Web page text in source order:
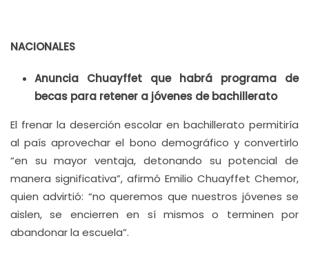
NACIONALES
Anuncia Chuayffet que habrá programa de
becas para retener a jóvenes de bachillerato
El frenar la deserción escolar en bachillerato permitiría
al país aprovechar el bono demográfico y convertirlo
“en su mayor ventaja, detonando su potencial de
manera significativa”, afirmó Emilio Chuayffet Chemor,
quien advirtió: “no queremos que nuestros jóvenes se
aislen, se encierren en sí mismos o terminen por
abandonar la escuela”.